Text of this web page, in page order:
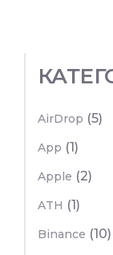
AirDrop (5)
App (1)
Apple (2)
ATH (1)
Binance (10)